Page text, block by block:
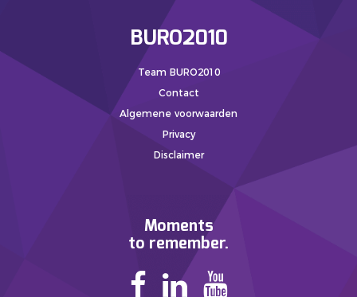
BURO2010
Team BURO2010
Contact
Algemene voorwaarden
Privacy
Disclaimer
Moments
to remember.